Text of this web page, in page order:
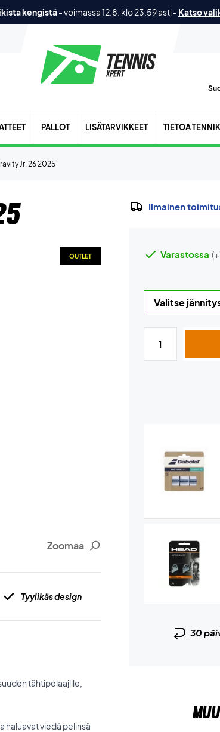
kengistä-voimassa 12.8. klo 23.59 asti- Katso
PALLOT LISÄTARVIKKEET TIETOA
Jr. 26 2025
Zoomaa
OUTLET
Tyylikäs design
tähtipelaajille,
haluavat viedä pelinsä
Ilmainen
Varastossa
30